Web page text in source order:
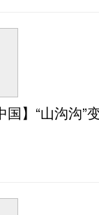
国】“山沟沟